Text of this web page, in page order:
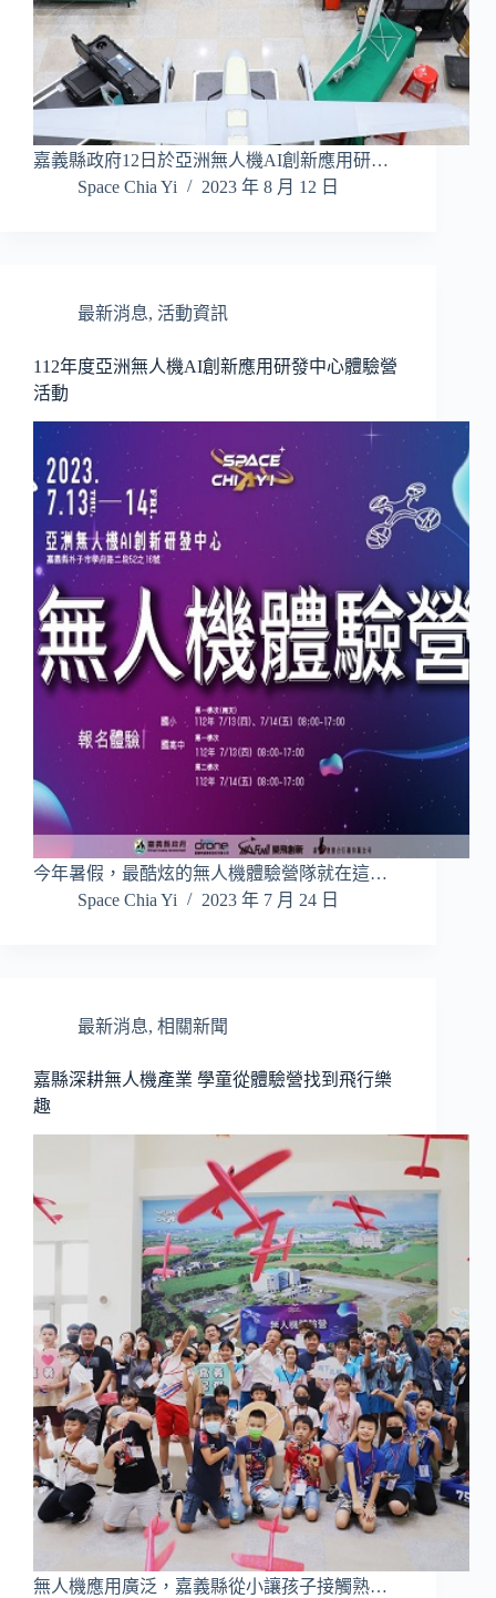
嘉義縣政府12日於亞洲無人機AI創新應用研…
Space Chia Yi
2023 年 8 月 12 日
最新消息, 活動資訊
112年度亞洲無人機AI創新應用研發中心體驗營
活動
今年暑假，最酷炫的無人機體驗營隊就在這…
Space Chia Yi
2023 年 7 月 24 日
最新消息, 相關新聞
嘉縣深耕無人機產業 學童從體驗營找到飛行樂
趣
無人機應用廣泛，嘉義縣從小讓孩子接觸熟…